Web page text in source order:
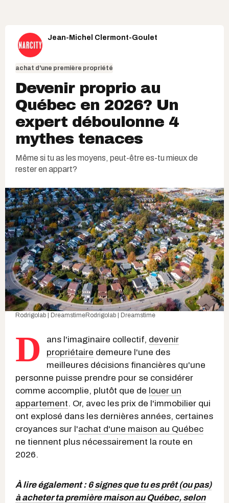
Jean-Michel Clermont-Goulet
achat d'une première propriété
Devenir proprio au
Québec en 2026? Un
expert déboulonne 4
mythes tenaces
Même si tu as les moyens, peut-être es-tu mieux de
rester en appart?
Rodrigolab | DreamstimeRodrigolab | Dreamstime
D ans l'imaginaire collectif, devenir
propriétaire demeure l'une des
meilleures décisions financières qu'une
personne puisse prendre pour se considérer
comme accomplie, plutôt que de louer un
appartement. Or, avec les prix de l'immobilier qui
ont explosé dans les dernières années, certaines
croyances sur l'achat d'une maison au Québec
ne tiennent plus nécessairement la route en
2026.
À lire également :6 signes que tu es prêt (ou pas)
à acheter ta première maison au Québec, selon